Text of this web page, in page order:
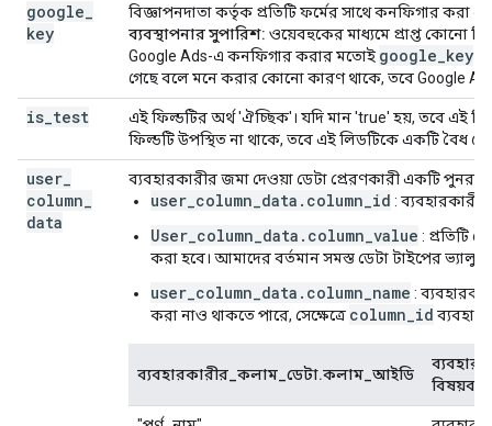
google
key
বিজ্ঞাপনদাতা কর্তৃক প্রতিটি ফর্মের সাথে কনফিগার করা
ব্যবস্থাপনার সুপারিশ: ওয়েবহুকের মাধ্যমে প্রাপ্ত কোনো
Google Ads-এ কনফিগার করার মতোই google_key
গেছে বলে মনে করার কোনো কারণ থাকে, তবে Google
is test
এই ফিল্ডটির অর্থ 'ঐচ্ছিক'। যদি মান 'true' হয়, তবে এই
ফিল্ডটি উপস্থিত না থাকে, তবে এই লিডটিকে একটি বৈধ
user
column
data
ব্যবহারকারীর জমা দেওয়া ডেটা প্রেরণকারী একটি
user_column_data.column_id :
User_column_data.column_value : প্রতিটি
করা হবে। আমাদের বর্তমান সমস্ত ডেটা টাইপের ভ্যালু
user_column_data.column_name :
করা নাও থাকতে পারে, সেক্ষেত্রে column_id
ব্যবহারকারীর_কলাম_ডেটা.কলাম_আইডি
বিষয়বস্তু